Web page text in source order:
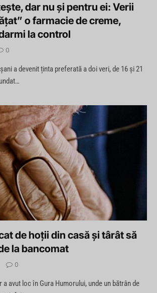
dar nu și pentru ei: Verii
o farmacie de creme,
la control
0
a devenit ținta preferată a doi veri, de 16 și 21
de hoții din casă și târât să
la bancomat
0
avut loc în Gura Humorului, unde un bătrân de